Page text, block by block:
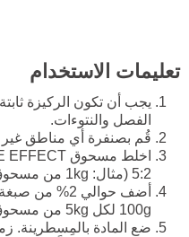
تعليمات الاستخدام
يجب أن تكون الركيزة
الفصل والنتوءات.
قُم بصنفرة أي مناطق
5:2 (مثال: 1kg من مسحوق EFFECT مع 400ml من الماء).
100g لكل 5kg من مسحوق EFFECT إلى 2 لتر من الماء.